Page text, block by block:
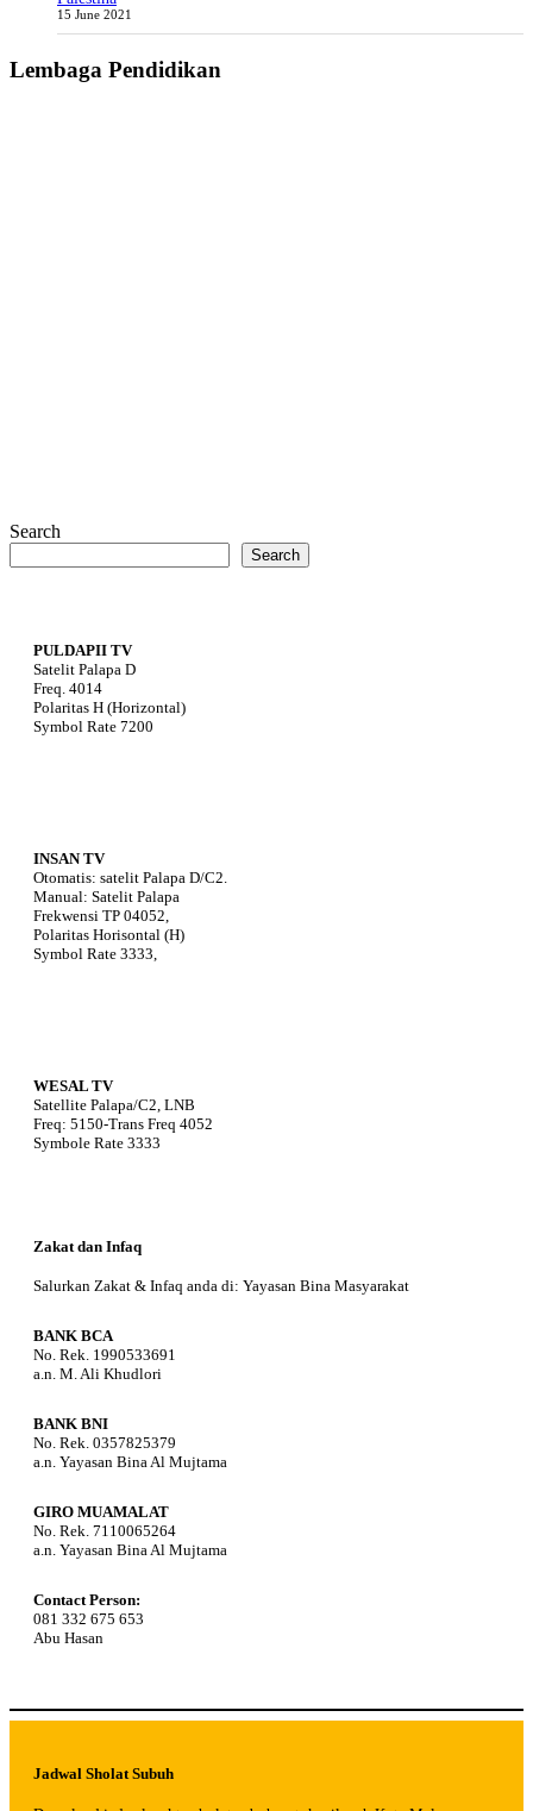
15 June 2021
Lembaga Pendidikan
Search
Search
PULDAPII TV
Satelit Palapa D
Freq. 4014
Polaritas H (Horizontal)
Symbol Rate 7200
INSAN TV
Otomatis: satelit Palapa D/C2.
Manual: Satelit Palapa
Frekwensi TP 04052,
Polaritas Horisontal (H)
Symbol Rate 3333,
WESAL TV
Satellite Palapa/C2, LNB
Freq: 5150-Trans Freq 4052
Symbole Rate 3333
Zakat dan Infaq
Salurkan Zakat & Infaq anda di: Yayasan Bina Masyarakat
BANK BCA
No. Rek. 1990533691
a.n. M. Ali Khudlori
BANK BNI
No. Rek. 0357825379
a.n. Yayasan Bina Al Mujtama
GIRO MUAMALAT
No. Rek. 7110065264
a.n. Yayasan Bina Al Mujtama
Contact Person:
081 332 675 653
Abu Hasan
Jadwal Sholat Subuh